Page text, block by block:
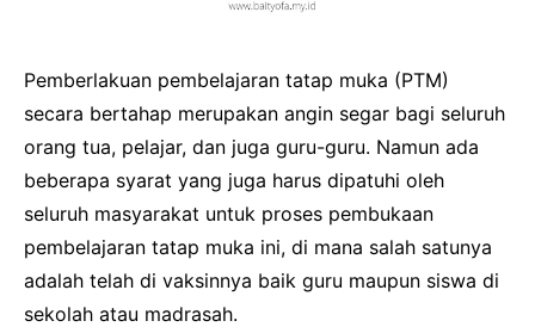
Pemberlakuan pembelajaran tatap muka (PTM)
secara bertahap merupakan angin segar bagi seluruh
orang tua, pelajar, dan juga guru-guru. Namun ada
beberapa syarat yang juga harus dipatuhi oleh
seluruh masyarakat untuk proses pembukaan
pembelajaran tatap muka ini, di mana salah satunya
adalah telah di vaksinnya baik guru maupun siswa di
sekolah atau madrasah.